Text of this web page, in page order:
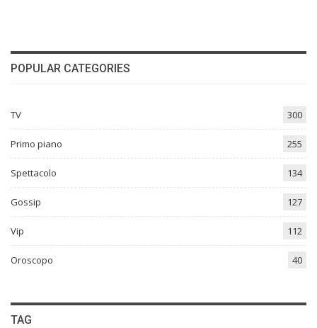
POPULAR CATEGORIES
TV 300
Primo piano 255
Spettacolo 134
Gossip 127
Vip 112
Oroscopo 40
TAG